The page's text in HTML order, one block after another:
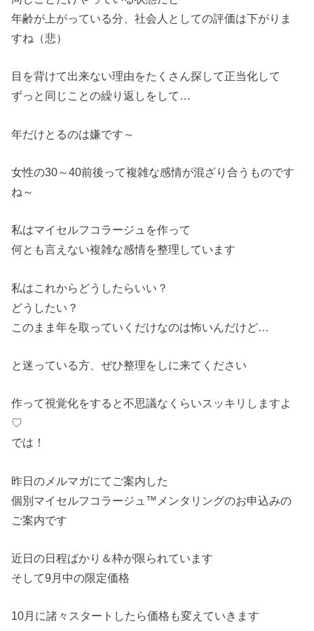
年齢が上がっている分、社会人としての評価は下がりま
すね（悲）
目を背けて出来ない理由をたくさん探して正当化して
ずっと同じことの繰り返しをして…
年だけとるのは嫌です～
女性の30～40前後って複雑な感情が混ざり合うものです
ね～
私はマイセルフコラージュを作って
何とも言えない複雑な感情を整理しています
私はこれからどうしたらいい？
どうしたい？
このまま年を取っていくだけなのは怖いんだけど…
と迷っている方、ぜひ整理をしに来てください
作って視覚化をすると不思議なくらいスッキリしますよ
♡
では！
昨日のメルマガにてご案内した
個別マイセルフコラージュ™メンタリングのお申込みの
ご案内です
近日の日程ばかり＆枠が限られています
そして9月中の限定価格
10月に諸々スタートしたら価格も変えていきます